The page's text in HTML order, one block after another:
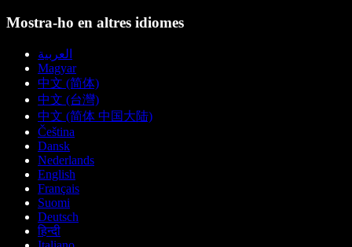
Mostra-ho en altres idiomes
العربية
Magyar
中文 (简体)
中文 (台灣)
中文 (简体 中国大陆)
Čeština
Dansk
Nederlands
English
Français
Suomi
Deutsch
हिन्दी